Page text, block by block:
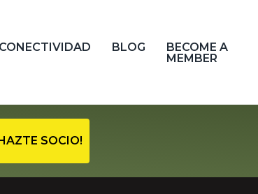
CONECTIVIDAD BLOG
BECOME A
MEMBER
SOCIO!